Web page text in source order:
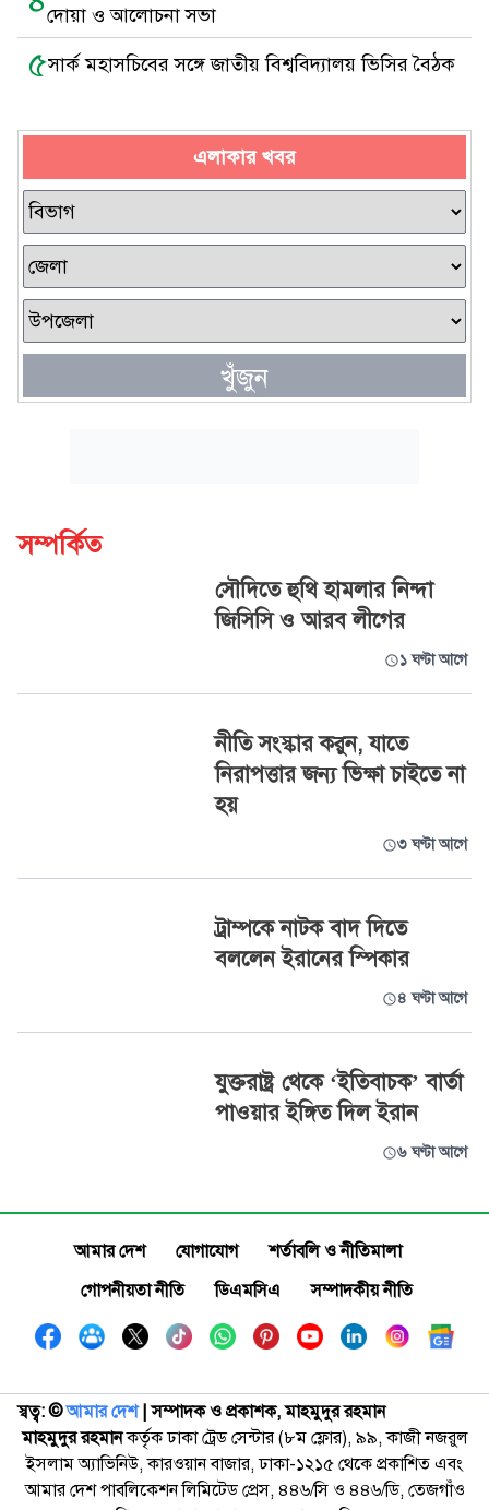
দোয়া ও আলোচনা সভা
৫সার্ক মহাসচিবের সঙ্গে জাতীয় বিশ্ববিদ্যালয় ভিসির বৈঠক
এলাকার খবর
খুঁজুন
সম্পর্কিত
সৌদিতে হুথি হামলার নিন্দা
জিসিসি ও আরব লীগের
১ ঘণ্টা আগে
নীতি সংস্কার করুন, যাতে
নিরাপত্তার জন্য ভিক্ষা চাইতে না
হয়
৩ ঘণ্টা আগে
ট্রাম্পকে নাটক বাদ দিতে
বললেন ইরানের স্পিকার
৪ ঘণ্টা আগে
যুক্তরাষ্ট্র থেকে ‘ইতিবাচক’ বার্তা
পাওয়ার ইঙ্গিত দিল ইরান
৬ ঘণ্টা আগে
আমার দেশ যোগাযোগ
শর্তাবলি ও নীতিমালা
গোপনীয়তা নীতি
ডিএমসিএ সম্পাদকীয় নীতি
স্বত্ব: ©️আমার দেশ| সম্পাদক ও প্রকাশক, মাহমুদুর রহমান
মাহমুদুর রহমানকর্তৃক ঢাকা ট্রেড সেন্টার (৮ম ফ্লোর), ৯৯, কাজী নজরুল
ইসলাম অ্যাভিনিউ, কারওয়ান বাজার, ঢাকা-১২১৫ থেকে প্রকাশিত এবং
আমার দেশ পাবলিকেশন লিমিটেড প্রেস, ৪৪৬/সি ও ৪৪৬/ডি, তেজগাঁও